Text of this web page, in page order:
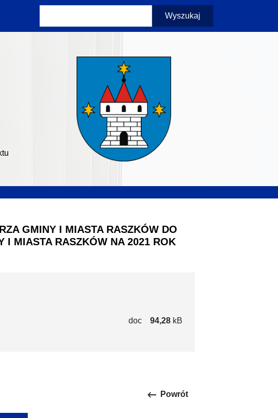
Wyszukaj
GMINY I MIASTA RASZKÓW DO
I MIASTA RASZKÓW NA 2021 ROK
doc 94,28 kB
keyboard_backspace Powrót